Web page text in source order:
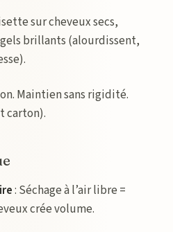
sur cheveux secs,
brillants (alourdissent,
Maintien sans rigidité.
carton).
: Séchage à l’air libre =
crée volume.